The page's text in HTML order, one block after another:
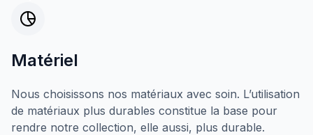
Matériel
Nous choisissons nos matériaux avec soin. L’utilisation
de matériaux plus durables constitue la base pour
rendre notre collection, elle aussi, plus durable.